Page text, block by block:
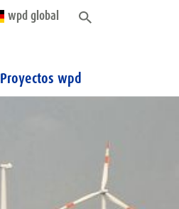
wpd global
Proyectos wpd